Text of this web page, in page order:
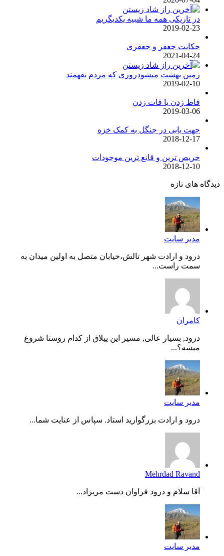
در تاریکی همه ما شبیه یکدیگریم
2019-02-23
حکایت جعفر و جعفری
2021-04-24
زمین بهشت میشودروزی که مردم بفهمند
2019-02-10
قاط زدن یا قات زدن
2019-03-06
جهت یابی در جنگل به کمک خزه
2018-12-17
حریص ترین و قانع ترین موجودات
2018-12-10
های تازه
مدیر سایت
درود و ارادت شهر تالش،خیابان متصل به اولین میدان به
سمت راست...
کامران
درود, بسیار عالی, مسیر این ییلاق از کدام روستا شروع
میشه؟...
مدیر سایت
درود و ارادت بزرگوارید استاد. سپاس از عنایت شما...
Mehrdad Ravand
آقا سلام و درود فراوان دست مریزاد...
مدیر سایت